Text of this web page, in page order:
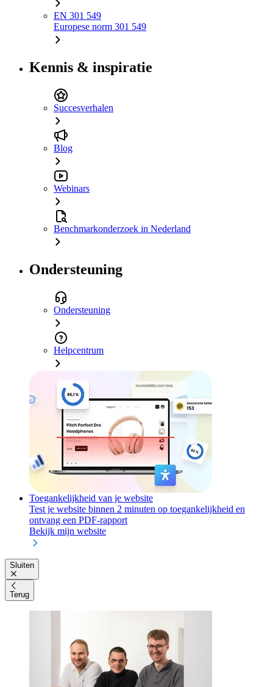
EN 301 549
Europese norm 301 549
Kennis & inspiratie
Succesverhalen
Blog
Webinars
Benchmarkonderzoek in Nederland
Ondersteuning
Ondersteuning
Helpcentrum
Toegankelijkheid van je website
Test je website binnen 2 minuten op toegankelijkheid en
ontvang een PDF-rapport
Bekijk mijn website
Sluiten
Terug